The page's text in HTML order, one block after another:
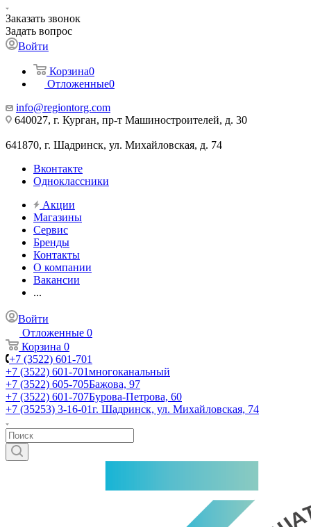
Заказать звонок
Задать вопрос
Войти
Корзина0
Отложенные0
info@regiontorg.com
640027, г. Курган, пр-т Машиностроителей, д. 30
641870, г. Шадринск, ул. Михайловская, д. 74
Вконтакте
Одноклассники
Акции
Магазины
Сервис
Бренды
Контакты
О компании
Вакансии
...
Войти
Отложенные 0
Корзина 0
+7 (3522) 601-701
+7 (3522) 601-701многоканальный
+7 (3522) 605-705Бажова, 97
+7 (3522) 601-707Бурова-Петрова, 60
+7 (35253) 3-16-01г. Шадринск, ул. Михайловская, 74